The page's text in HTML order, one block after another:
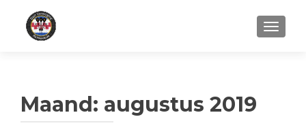
Maand: augustus 2019